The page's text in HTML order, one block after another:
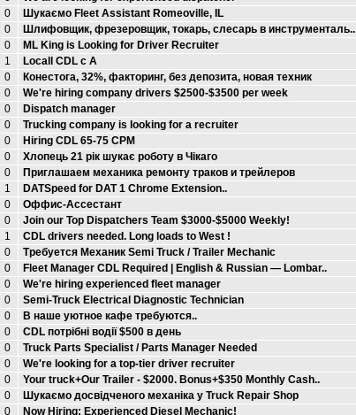
0
Шукаємо Fleet Assistant Romeoville, IL
0
Шлифовщик, фрезеровщик, токарь, слесарь в инструменталь..
0
ML King is Looking for Driver Recruiter
1
Locall CDL c A
0
Конестога, 32%, факторинг, без депозита, новая техник
0
We're hiring company drivers $2500-$3500 per week
0
Dispatch manager
0
Trucking company is looking for a recruiter
0
Hiring CDL 65-75 CPM
0
Хлопець 21 рік шукає роботу в Чікаго
0
Приглашаем механика ремонту траков и трейлеров
1
DATSpeed for DAT 1 Chrome Extension..
0
Оффис-Ассестант
0
Join our Top Dispatchers Team $3000-$5000 Weekly!
1
CDL drivers needed. Long loads to West !
0
Требуется Механик Semi Truck / Trailer Mechanic
0
Fleet Manager CDL Required | English & Russian — Lombar..
0
We're hiring experienced fleet manager
0
Semi-Truck Electrical Diagnostic Technician
0
В наше уютное кафе требуются..
0
CDL потрібні водії $500 в день
0
Truck Parts Specialist / Parts Manager Needed
0
We're looking for a top-tier driver recruiter
0
Your truck+Our Trailer - $2000. Bonus+$350 Monthly Cash..
0
Шукаємо досвідченого механіка у Truck Repair Shop
0
Now Hiring: Experienced Diesel Mechanic!